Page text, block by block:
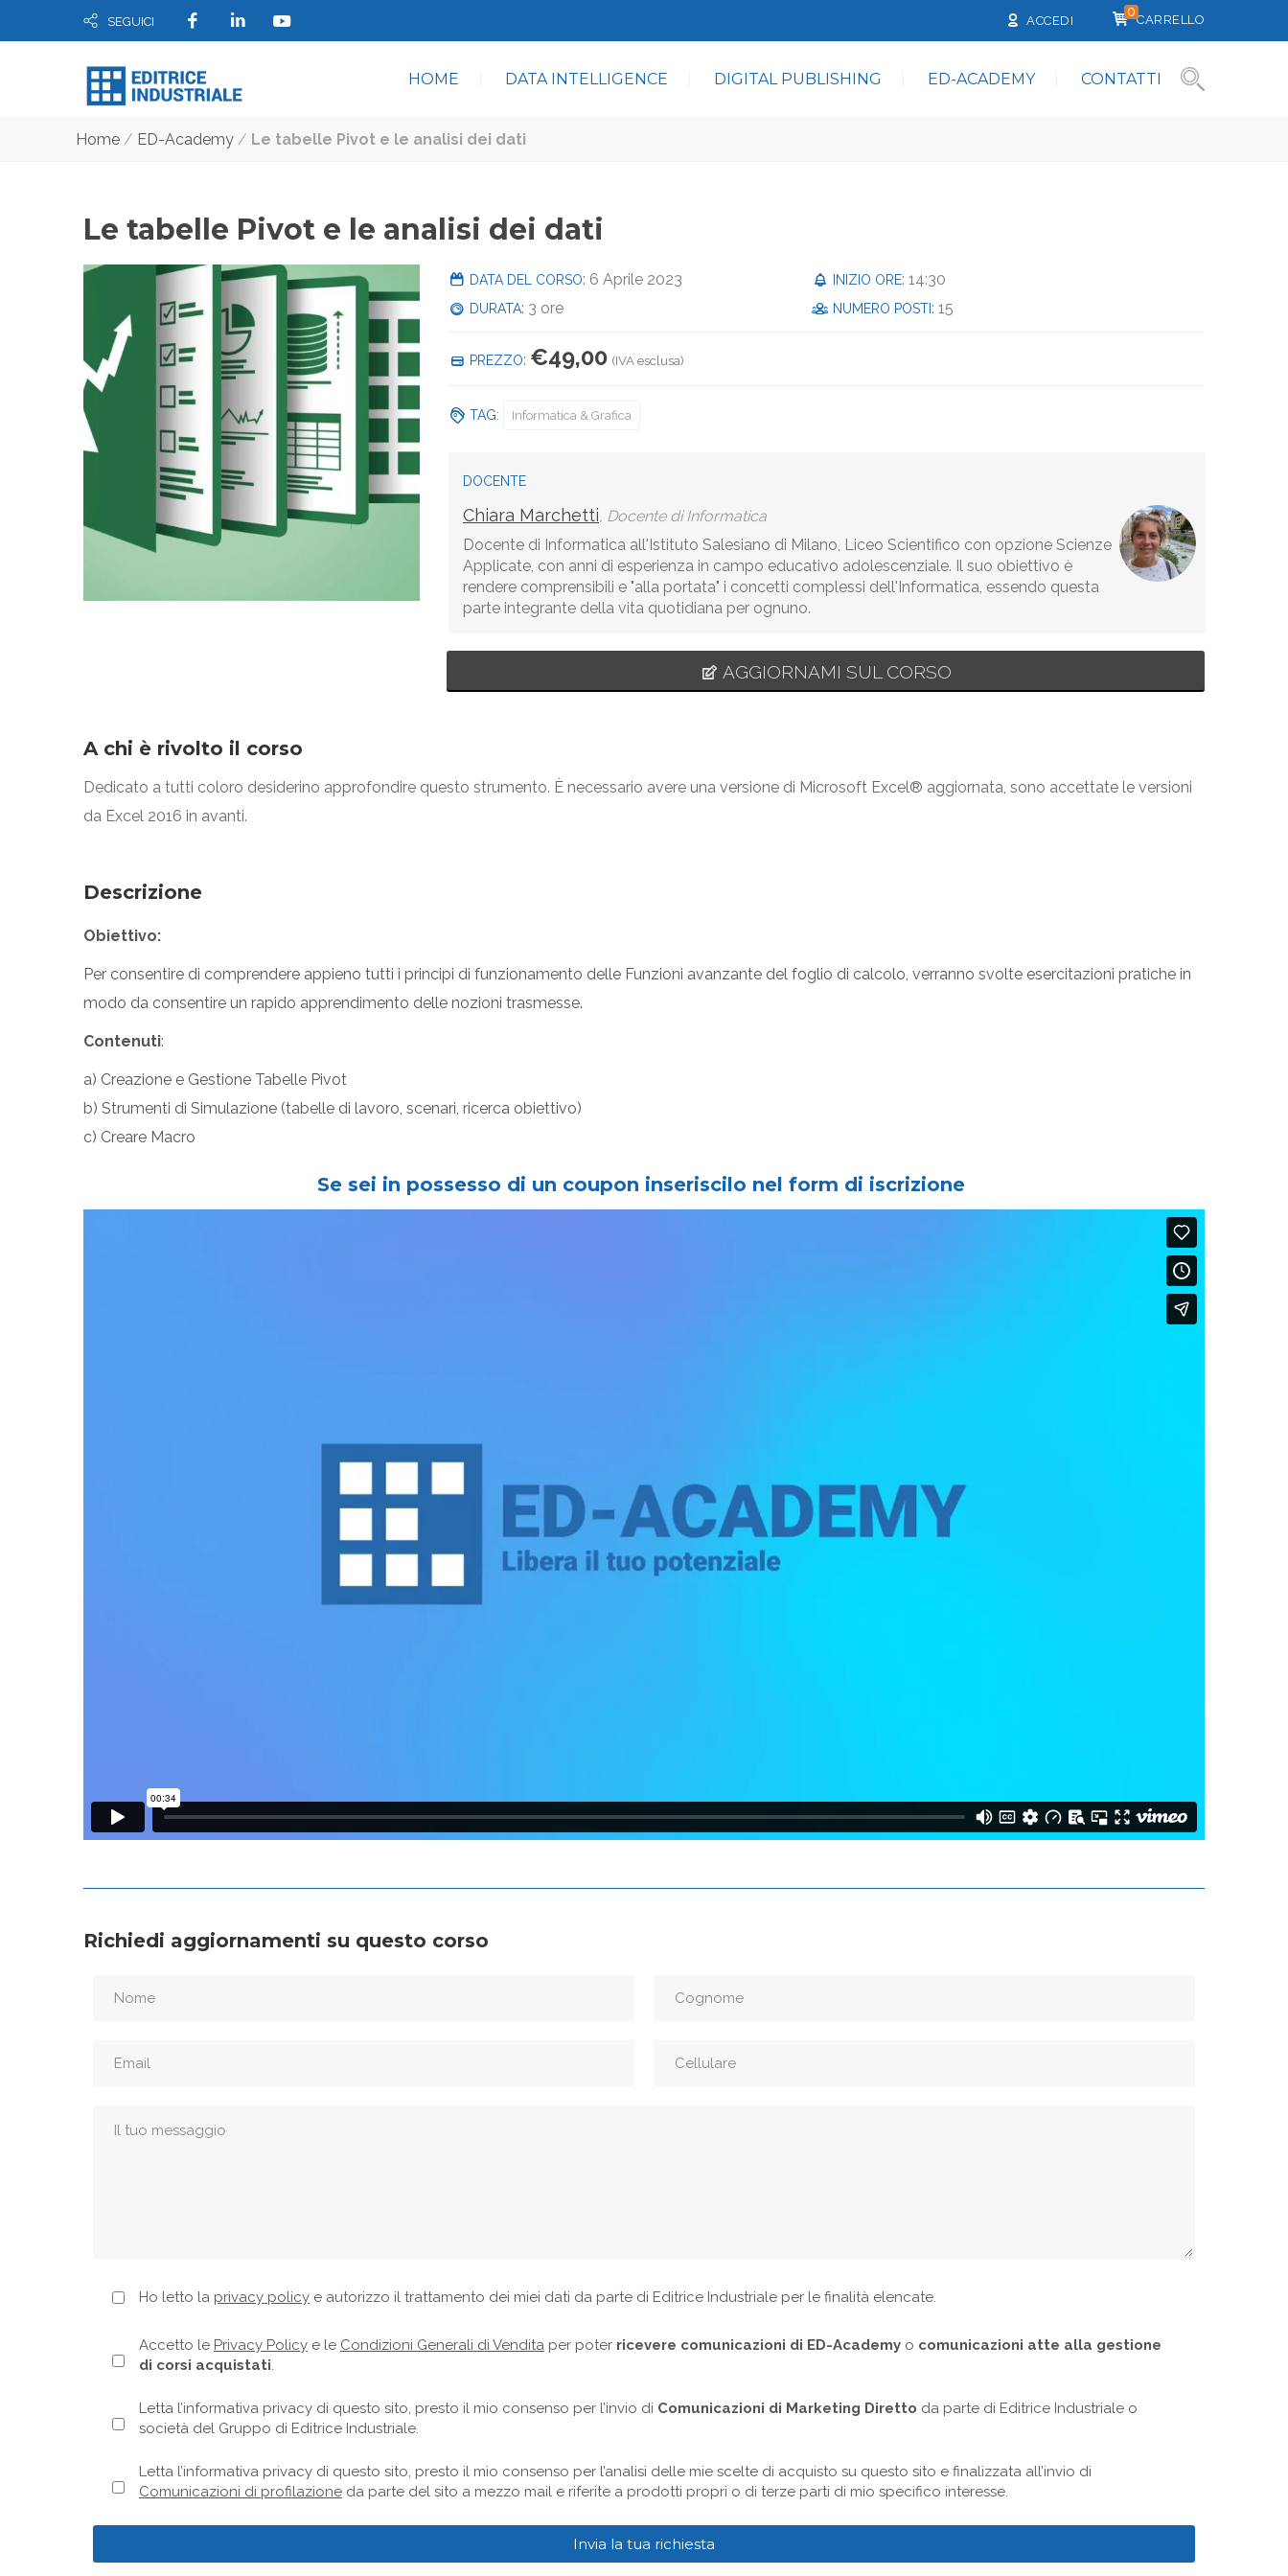
SEGUICI
0
CARRELLO
ACCEDI
HOME DATA INTELLIGENCE DIGITAL PUBLISHING ED-ACADEMY CONTATTI
Home / ED-Academy / Le tabelle Pivot e le analisi dei dati
Le tabelle Pivot e le analisi dei dati
DATA DEL CORSO: 6 Aprile 2023 INIZIO ORE: 14:30
DURATA: 3 ore NUMERO POSTI : 15
PREZZO: €49,00 (IVA esclusa)
TAG: Informatica & Grafica
DOCENTE
Chiara Marchetti, Docente di Informatica
Docente di Informatica all'Istituto Salesiano di Milano, Liceo Scientifico con opzione Scienze
Applicate, con anni di esperienza in campo educativo adolescenziale. Il suo obiettivo è
rendere comprensibili e "alla portata" i concetti complessi dell'Informatica, essendo questa
parte integrante della vita quotidiana per ognuno.
AGGIORNAMI SUL CORSO
A chi è rivolto il corso
Dedicato a tutti coloro desiderino approfondire questo strumento. È necessario avere una versione di Microsoft Excel® aggiornata, sono accettate le versioni
da Excel 2016 in avanti.
Descrizione
Obiettivo:
Per consentire di comprendere appieno tutti i principi di funzionamento delle Funzioni avanzante del foglio di calcolo, verranno svolte esercitazioni pratiche in
modo da consentire un rapido apprendimento delle nozioni trasmesse.
Contenuti:
a) Creazione e Gestione Tabelle Pivot
b) Strumenti di Simulazione (tabelle di lavoro, scenari, ricerca obiettivo)
c) Creare Macro
Se sei in possesso di un coupon inseriscilo nel form di iscrizione
Richiedi aggiornamenti su questo corso
Ho letto la privacy policy e autorizzo il trattamento dei miei dati da parte di Editrice Industriale per le finalità elencate.
Accetto le Privacy Policy e le Condizioni Generali di Vendita per poter ricevere comunicazioni di ED-Academy o comunicazioni atte alla gestione
di corsi acquistati.
Letta l’informativa privacy di questo sito, presto il mio consenso per l’invio di Comunicazioni di Marketing Diretto da parte di Editrice Industriale o
società del Gruppo di Editrice Industriale.
Letta l’informativa privacy di questo sito, presto il mio consenso per l’analisi delle mie scelte di acquisto su questo sito e finalizzata all’invio di
Comunicazioni di profilazione da parte del sito a mezzo mail e riferite a prodotti propri o di terze parti di mio specifico interesse.